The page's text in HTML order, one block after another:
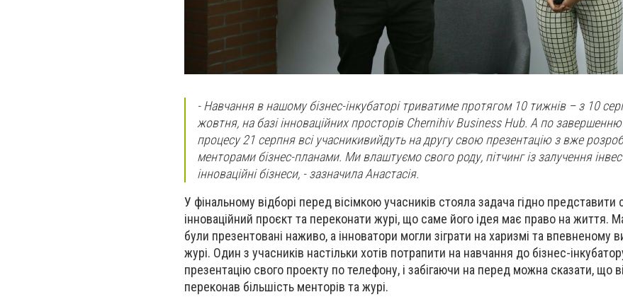
- Навчання в нашому бізнес-інкубаторітриватиме протягом 10 тижнів – з 10
жовтня, на базі інноваційних просторів Chernihiv Business Hub. А по завершенню
процесу 21 серпня всі учасникивийдутьнадругу своюпрезентаціюз вже
менторами бізнес-планами. Ми влаштуємо свого роду, пітчингіззалучення
інноваційнібізнеси, - зазначила Анастасія.
У фінальному відборі перед вісімкою учасників стояла задача гідно представити
інноваційний проєкт та переконати журі, що саме його ідея має право на життя.
були презентовані наживо, а інноватори могли зіграти на харизмі та впевненому
журі. Один з учасників настільки хотів потрапити на навчання до бізнес-
презентацію свого проекту по телефону, і забігаючи на перед можна сказати, що
переконав більшість менторів та журі.